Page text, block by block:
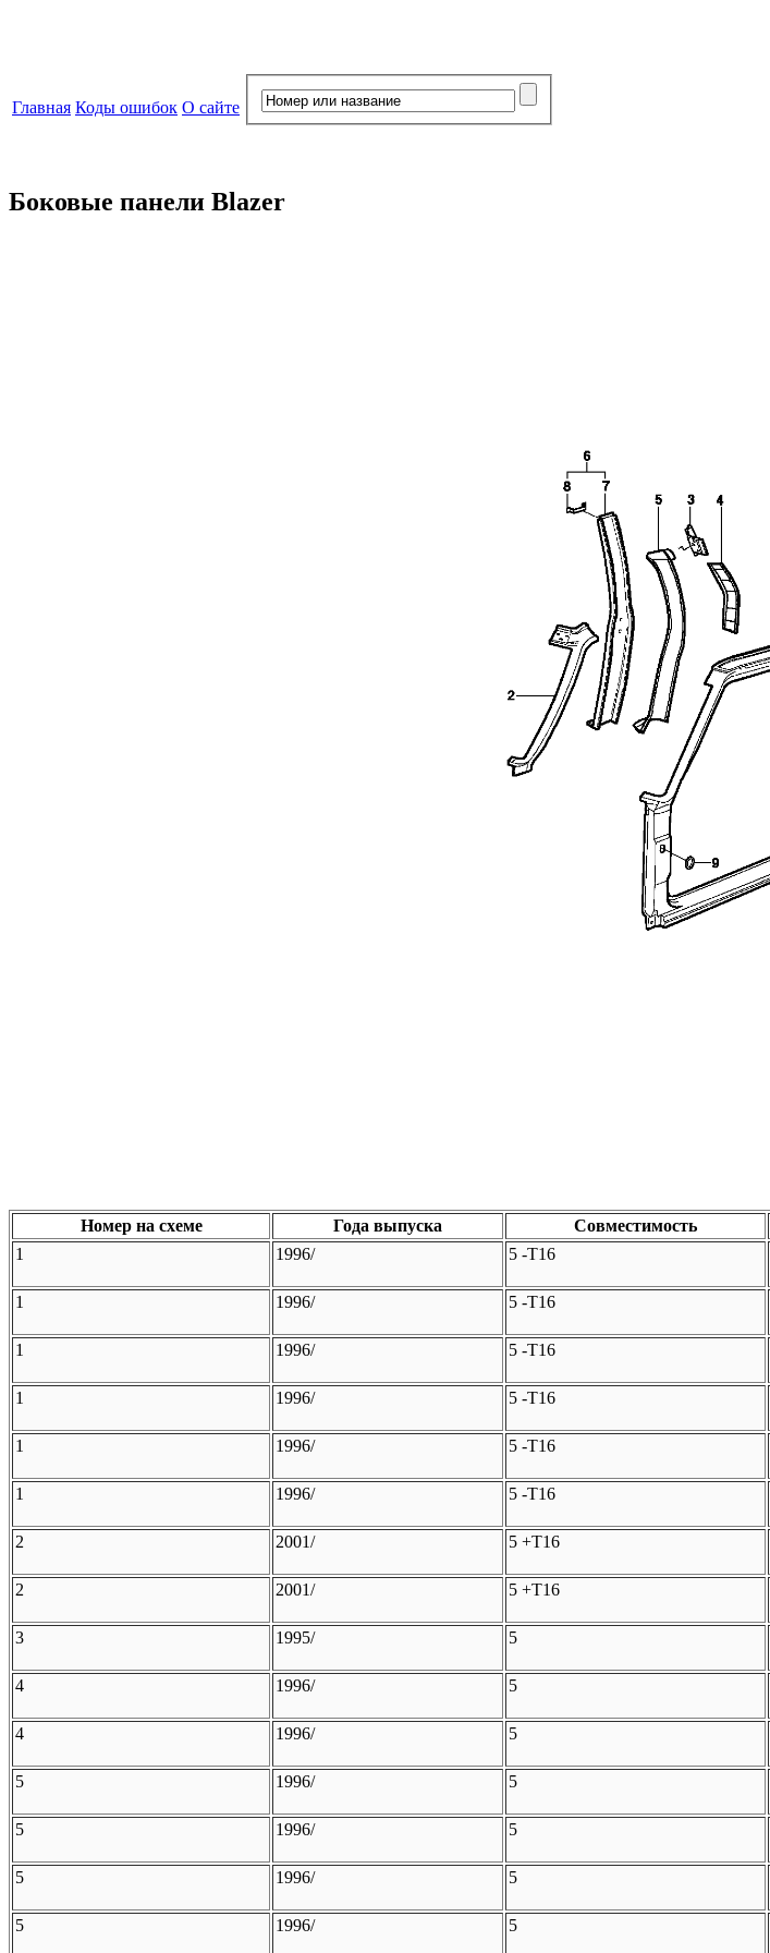
Главная Коды ошибок О сайте
Боковые панели Blazer
Номер на схеме Года выпуска Совместимость
1
1996/ 5 -T16
1
1996/ 5 -T16
1
1996/ 5 -T16
1
1996/ 5 -T16
1
1996/ 5 -T16
1
1996/ 5 -T16
2
2001/ 5 +T16
2
2001/ 5 +T16
3
1995/ 5
4
1996/ 5
4
1996/ 5
5
1996/ 5
5
1996/ 5
5
1996/ 5
5
1996/ 5